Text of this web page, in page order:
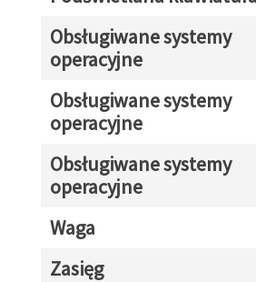
Obsługiwane systemy
operacyjne
Obsługiwane systemy
operacyjne
Obsługiwane systemy
operacyjne
Waga
Zasięg